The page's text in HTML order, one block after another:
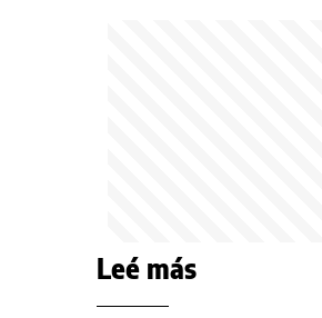
Leé más